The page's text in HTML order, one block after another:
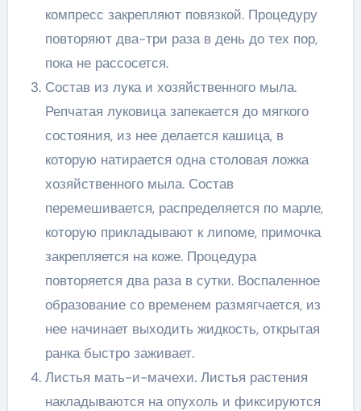
компресс закрепляют повязкой. Процедуру
повторяют два-три раза в день до тех пор,
пока не рассосется.
Состав из лука и хозяйственного мыла.
Репчатая луковица запекается до мягкого
состояния, из нее делается кашица, в
которую натирается одна столовая ложка
хозяйственного мыла. Состав
перемешивается, распределяется по марле,
которую прикладывают к липоме, примочка
закрепляется на коже. Процедура
повторяется два раза в сутки. Воспаленное
образование со временем размягчается, из
нее начинает выходить жидкость, открытая
ранка быстро заживает.
Листья мать-и-мачехи. Листья растения
накладываются на опухоль и фиксируются